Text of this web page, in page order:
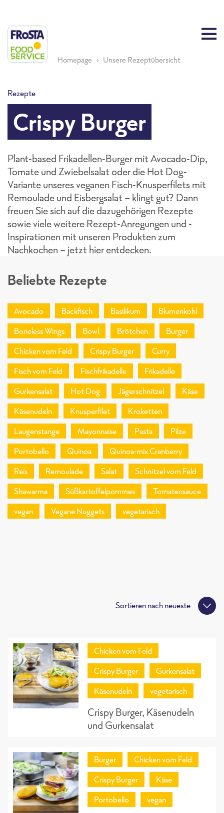
Homepage Unsere Rezeptübersicht
Rezepte
Crispy Burger
Plant-based Frikadellen-Burger mit Avocado-Dip,
Tomate und Zwiebelsalat oder die Hot Dog-
Variante unseres veganen Fisch-Knusperfilets mit
Remoulade und Eisbergsalat - klingt gut? Dann
freuen Sie sich auf die dazugehörigen Rezepte
sowie viele weitere Rezept-Anregungen und -
Inspirationen mit unseren Produkten zum
Nachkochen - jetzt hier entdecken.
Beliebte Rezepte
Avocado Backfisch Basilikum
Blumenkohl
Boneless Wings
Bowl Brötchen
Burger
Chicken vom Feld
Crispy Burger
Curry
Fisch vom Feld
Fischfrikadelle
Frikadelle
Gurkensalat
Hot Dog Jägerschnitzel
Käse
Käsenudeln
Knusperfilet
Kroketten
Laugenstange
Mayonnaise Pasta
Pilze
Portobello
Quinoa
Quinoa-mix Cranberry
Reis
Remoulade Salat
Schnitzel vom Feld
Shawarma
Süßkartoffelpommes
Tomatensauce
vegan
Vegane Nuggets vegetarisch
Sortieren nachneueste
Chicken vom Feld
Crispy Burger
Gurkensalat
Käsenudeln
vegetarisch
Crispy Burger, Käsenudeln
und Gurkensalat
Burger
Chicken vom Feld
Crispy Burger
Käse
Portobello
vegan